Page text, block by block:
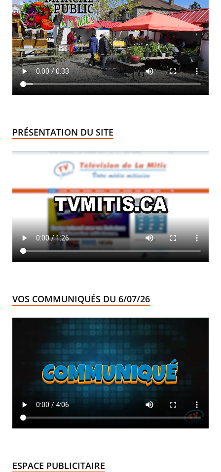
PRÉSENTATION DU SITE
VOS COMMUNIQUÉS DU 6/07/26
ESPACE PUBLICITAIRE